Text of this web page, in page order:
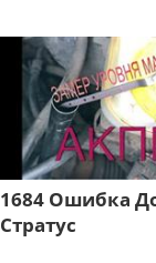
1684 Ошибка
Стратус